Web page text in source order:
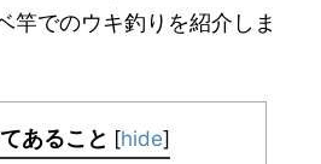
竿でのウキ釣りを紹介しま
あること [hide]